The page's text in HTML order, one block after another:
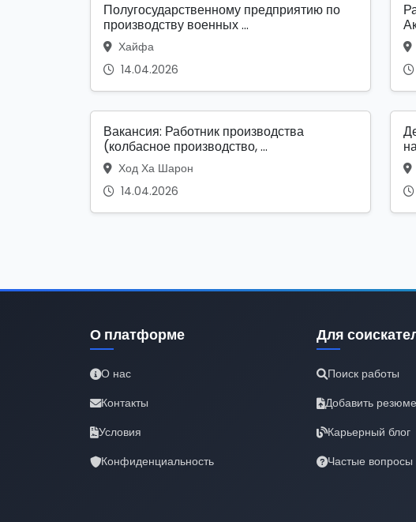
Полугосударственному предприятию по
производству военных ...
Хайфа
14.04.2026
Вакансия: Работник производства
(колбасное производство, ...
Ход Ха Шарон
14.04.2026
О платформе
О нас
Контакты
Условия
Конфиденциальность
Для
Поиск работы
Добавить резюме
Карьерный блог
Частые вопросы